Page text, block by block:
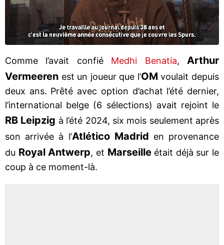
Comme l’avait confié Medhi Benatia, Arthur
Vermeeren est un joueur que l’OM voulait depuis
deux ans. Prêté avec option d’achat l’été dernier,
l’international belge (6 sélections) avait rejoint le
RB Leipzig à l’été 2024, six mois seulement après
son arrivée à l’Atlético Madrid en provenance
du Royal Antwerp, et Marseilleétait déjà sur le
coup à ce moment-là.